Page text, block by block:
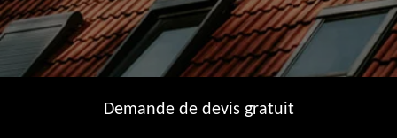
Demande de devis gratuit